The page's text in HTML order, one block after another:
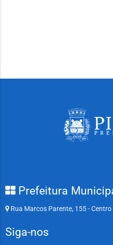
Prefeitura
Rua Marcos Parente, 155 - Centro
Siga-nos